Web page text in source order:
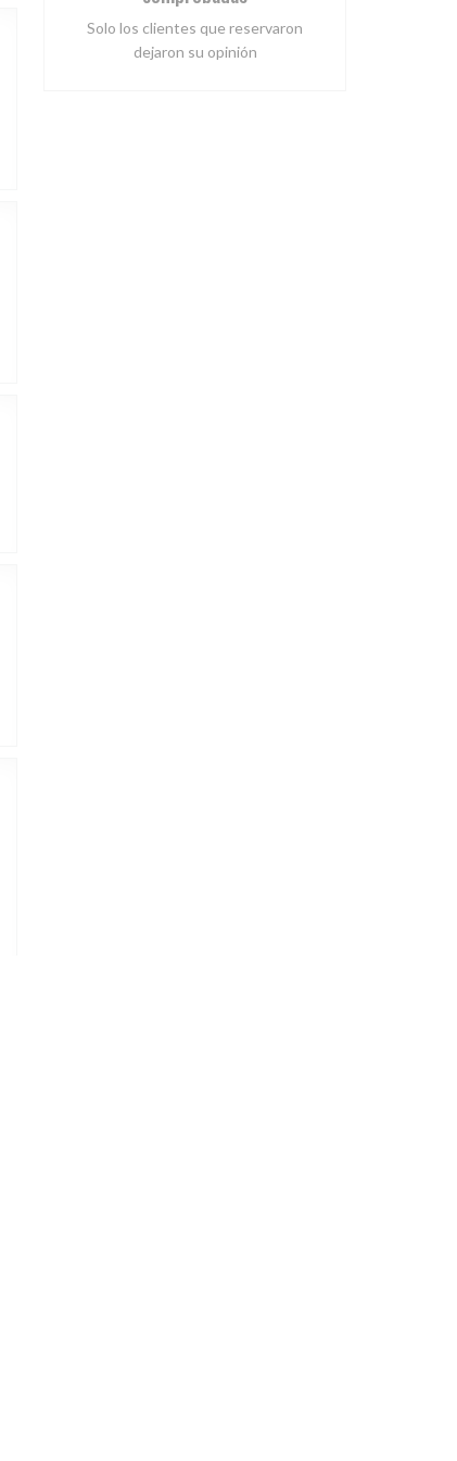
Solo los clientes que reservaron
dejaron su opinión